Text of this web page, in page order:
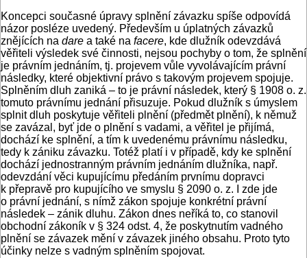
Koncepci současné úpravy splnění závazku spíše odpovídá
názor posléze uvedený. Především u úplatných závazků
znějících na dare a také na facere, kde dlužník odevzdává
věřiteli výsledek své činnosti, nejsou pochyby o tom, že splnění
je právním jednáním, tj. projevem vůle vyvolávajícím právní
následky, které objektivní právo s takovým projevem spojuje.
Splněním dluh zaniká – to je právní následek, který § 1908 o. z.
tomuto právnímu jednání přisuzuje. Pokud dlužník s úmyslem
splnit dluh poskytuje věřiteli plnění (předmět plnění), k němuž
se zavázal, byť jde o plnění s vadami, a věřitel je přijímá,
dochází ke splnění, a tím k uvedenému právnímu následku,
tedy k zániku závazku. Totéž platí i v případě, kdy ke splnění
dochází jednostranným právním jednáním dlužníka, např.
odevzdání věci kupujícímu předáním prvnímu dopravci
k přepravě pro kupujícího ve smyslu § 2090 o. z. I zde jde
o právní jednání, s nímž zákon spojuje konkrétní právní
následek – zánik dluhu. Zákon dnes neříká to, co stanovil
obchodní zákoník v § 324 odst. 4, že poskytnutím vadného
plnění se závazek mění v závazek jiného obsahu. Proto tyto
účinky nelze s vadným splněním spojovat.